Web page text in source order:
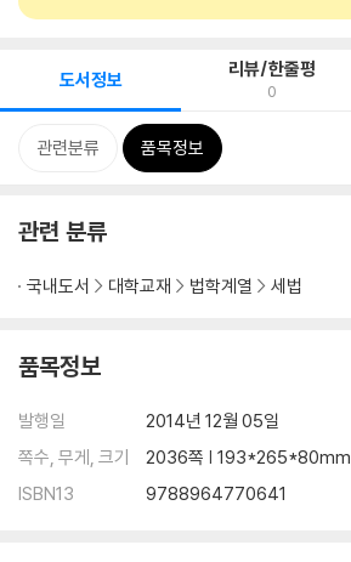
도서정보 리뷰/한줄평
0
관련분류 품목정보
관련 분류
국내도서 대학교재 법학계열 세법
품목정보
발행일
2014년 12월 05일
쪽수, 무게, 크기
2036쪽 | 193*265*80mm
ISBN13
9788964770641